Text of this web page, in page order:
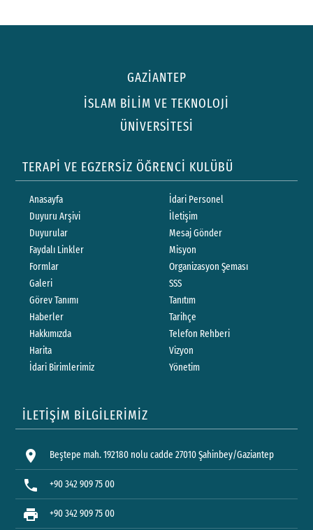
GAZİANTEP
İSLAM BİLİM VE TEKNOLOJİ
ÜNİVERSİTESİ
TERAPİ VE EGZERSİZ ÖĞRENCİ KULÜBÜ
Anasayfa
Duyuru Arşivi
Duyurular
Faydalı Linkler
Formlar
Galeri
Görev Tanımı
Haberler
Hakkımızda
Harita
İdari Birimlerimiz
İdari Personel
İletişim
Mesaj Gönder
Misyon
Organizasyon Şeması
SSS
Tanıtım
Tarihçe
Telefon Rehberi
Vizyon
Yönetim
İLETİŞİM BİLGİLERİMİZ
location_on Beştepe mah. 192180 nolu cadde 27010 Şahinbey/Gaziantep
phone +90 342 909 75 00
print +90 342 909 75 00